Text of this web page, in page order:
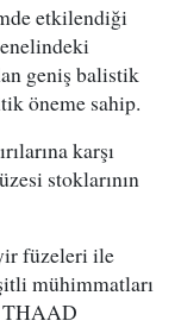
etkilendiği
geniş balistik
öneme sahip.
karşı
stoklarının
füzeleri ile
mühimmatları
THAAD